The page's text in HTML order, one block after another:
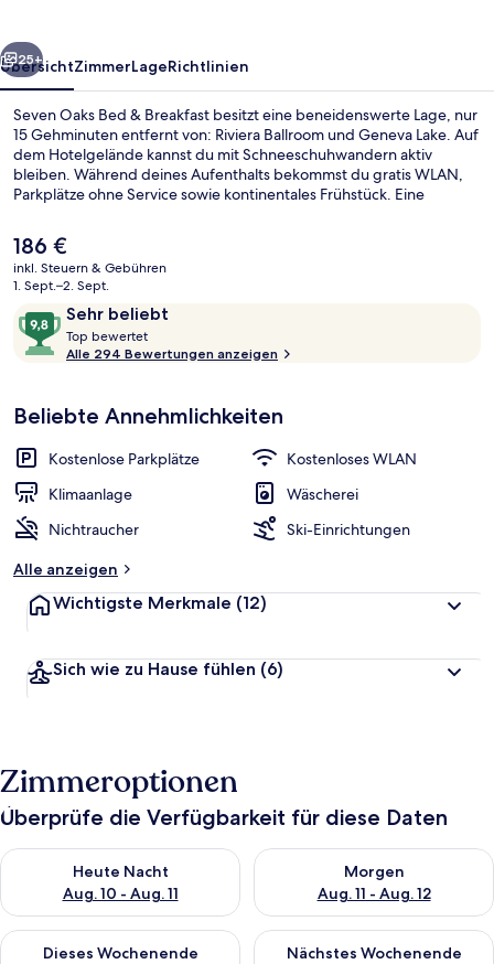
Weiter
25+
ÜbersichtZimmerLageRichtlinien
Seven Oaks Bed & Breakfast besitzt eine beneidenswerte Lage, nur
15 Gehminuten entfernt von: Riviera Ballroom und Geneva Lake. Auf
dem Hotelgelände kannst du mit Schneeschuhwandern aktiv
bleiben. Während deines Aufenthalts bekommst du gratis WLAN,
Parkplätze ohne Service sowie kontinentales Frühstück. Eine
Der
aktuelle
Preis
186 €.
186 €
inkl. Steuern & Gebühren
1. Sept.–2. Sept.
Bewertungen
Sehr beliebt
9,8
von
10,
beliebt
Top bewertet
o
b
w
e
Alle 294 Bewertungen anzeigen
Beliebte Annehmlichkeiten
Kostenlose Parkplätze
Kostenloses WLAN
Klimaanlage
Wäscherei
Nichtraucher
Ski-Einrichtungen
Alle anzeigen
Wichtigste Merkmale (12)
Sich wie zu Hause fühlen (6)
Zimmeroptionen
Überprüfe die Verfügbarkeit für diese Daten
Heute Nacht
Aug. 10 - Aug. 11
Überprüfe die Verfügbarkeit für heute Nacht, Aug. 10 - Aug.
Morgen
Aug. 11 - Aug. 12
Überprüfe die Verfügbarkeit
Dieses Wochenende
Überprüfe die Verfügbarkeit für dieses Wochenende, Aug. 14
Nächstes Wochenende
Überprüfe die Verfügbarkeit